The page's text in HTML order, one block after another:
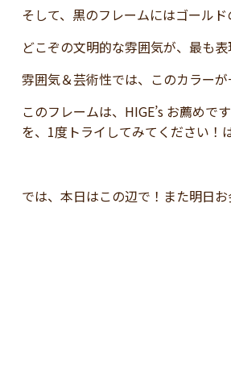
そして、黒のフレームにはゴールド
どこぞの文明的な雰囲気が、最も
雰囲気＆芸術性では、このカラー
このフレームは、HIGE’s お薦めで
を、1度トライしてみてください！
では、本日はこの辺で！また明日